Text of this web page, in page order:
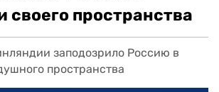
своего пространства
заподозрило Россию в
пространства